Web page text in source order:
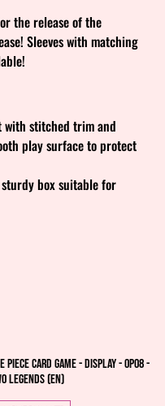
the release of the
Sleeves with matching
with stitched trim and
play surface to protect
box suitable for
Piece Card Game - Display - OP08 -
Legends (EN)